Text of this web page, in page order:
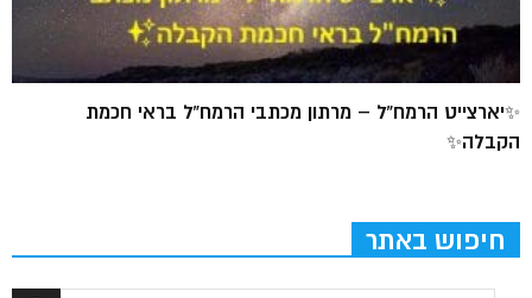
✨יארצייט הרמח”ל – מרתון מכתבי הרמח”ל בראי חכמת
הקבלה✨
חיפוש באתר